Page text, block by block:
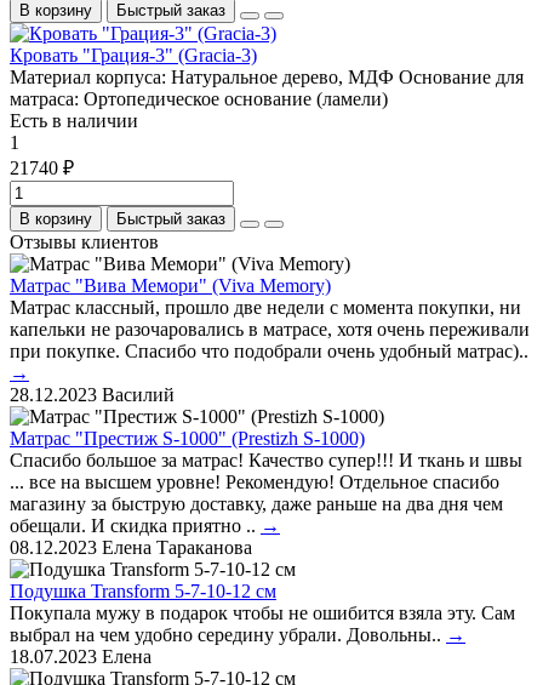
В корзину Быстрый заказ
Кровать "Грация-3" (Gracia-3)
Материал корпуса: Натуральное дерево, МДФ Основание для
матраса: Ортопедическое основание (ламели)
Есть в наличии
1
21740 ₽
В корзину Быстрый заказ
Отзывы клиентов
Матрас "Вива Мемори" (Viva Memory)
Матрас классный, прошло две недели с момента покупки, ни
капельки не разочаровались в матрасе, хотя очень переживали
при покупке. Спасибо что подобрали очень удобный матрас)..
→
28.12.2023 Василий
Матрас "Престиж S-1000" (Prestizh S-1000)
Спасибо большое за матрас! Качество супер!!! И ткань и швы
... все на высшем уровне! Рекомендую! Отдельное спасибо
магазину за быструю доставку, даже раньше на два дня чем
обещали. И скидка приятно .. →
08.12.2023 Елена Тараканова
Подушка Transform 5-7-10-12 см
Покупала мужу в подарок чтобы не ошибится взяла эту. Сам
выбрал на чем удобно середину убрали. Довольны.. →
18.07.2023 Елена